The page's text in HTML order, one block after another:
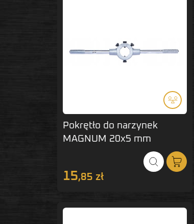
Pokrętło do narzynek
MAGNUM 20x5 mm
15,85 zł